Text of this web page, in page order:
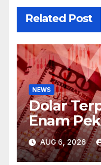
Related Post
NEWS
Dolar
Enam
AUG 6, 2026